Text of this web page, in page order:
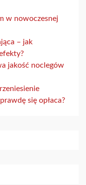
w nowoczesnej
– jak
jakość noclegów
się opłaca?